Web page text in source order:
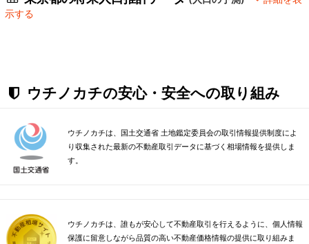
示する
ウチノカチの安心・安全への取り組み
ウチノカチは、国土交通省 土地鑑定委員会の取引情報提供制度によ
り収集された最新の不動産取引データに基づく相場情報を提供しま
す。
ウチノカチは、誰もが安心して不動産取引を行えるように、個人情報
保護に留意しながら品質の高い不動産価格情報の提供に取り組みま